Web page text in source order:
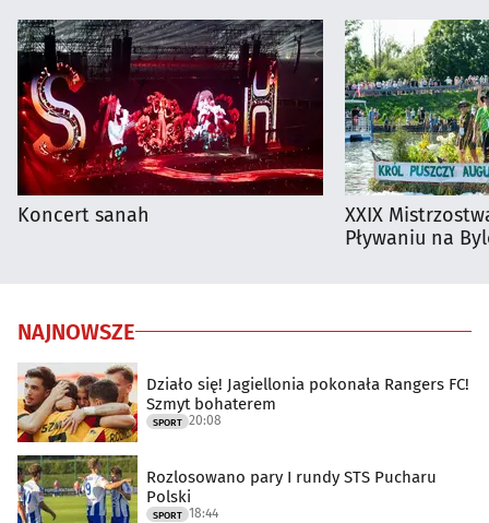
Koncert sanah
XXIX
Pływaniu na
NAJNOWSZE
Działo się! Jagiellonia pokonała Rangers FC!
Szmyt bohaterem
SPORT 20:08
Rozlosowano pary I rundy STS Pucharu
Polski
SPORT 18:44